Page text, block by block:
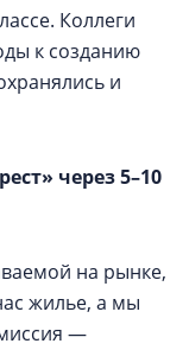
Коллеги
к созданию
и
через 5–10
на рынке,
жилье, а мы
—